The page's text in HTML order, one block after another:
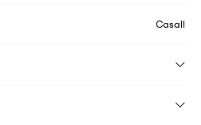
Casall